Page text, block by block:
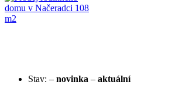
Stav: – novinka – aktuální